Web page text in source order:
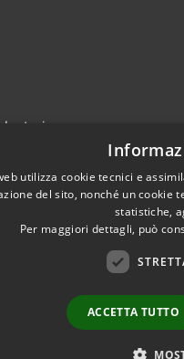
utilizza cookie tecnici e
del sito, nonché un cookie
statistiche,
Per maggiori dettagli, può
ACCETTA TUTTO